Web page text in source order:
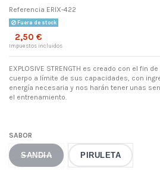
Referencia ERIX-422
Fuera de stock
2,50 €
Impuestos incluidos
EXPLOSIVE STRENGTH es creado con el fin
cuerpo a límite de sus capacidades, con
energía necesaria y nos harán tener unas
el entrenamiento.
SABOR
SANDIA PIRULETA